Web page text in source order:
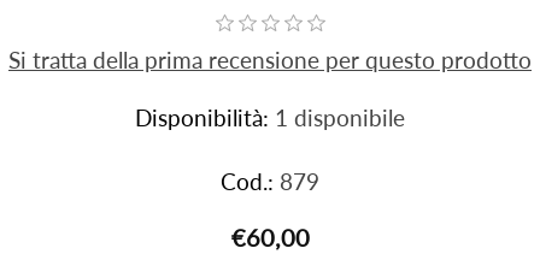
Si tratta della prima recensione per questo prodotto
Disponibilità: 1 disponibile
Cod.: 879
€60,00